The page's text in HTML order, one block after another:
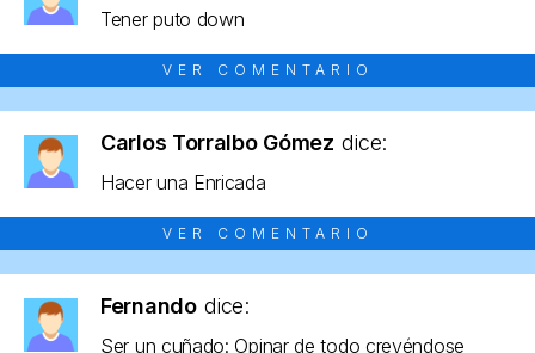
Tener puto down
VER COMENTARIO
Carlos Torralbo Gómez dice:
Hacer una Enricada
VER COMENTARIO
Fernando dice:
Ser un cuñado: Opinar de todo creyéndose